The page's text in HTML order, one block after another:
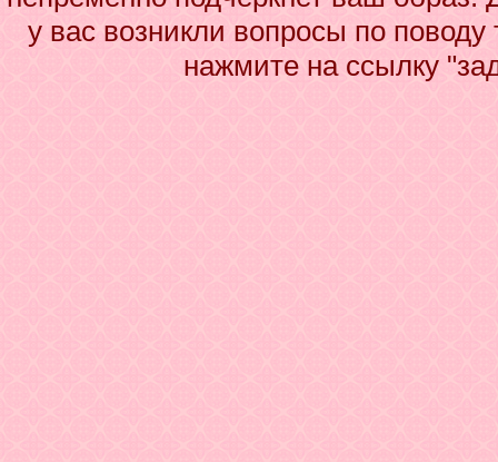
у вас возникли вопросы по
нажмите на ссылку